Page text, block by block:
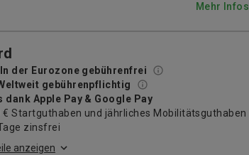
Mehr Infos
der Eurozone gebührenfrei
gebührenpflichtig
dank Apple Pay & Google Pay
€ Startguthaben und jährliches Mobilitätsguthaben
zinsfrei
anzeigen